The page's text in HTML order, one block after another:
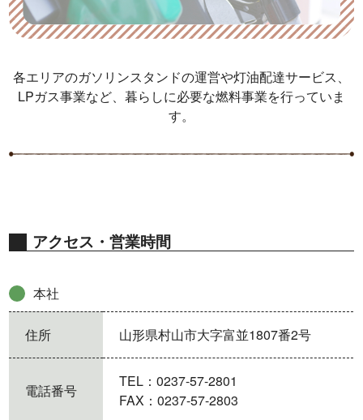
各エリアのガソリンスタンドの運営や灯油配達サービス、
LPガス事業など、暮らしに必要な燃料事業を行っていま
す。
アクセス・営業時間
本社
住所 山形県村山市大字富並1807番2号
電話番号
TEL：0237-57-2801
FAX：0237-57-2803